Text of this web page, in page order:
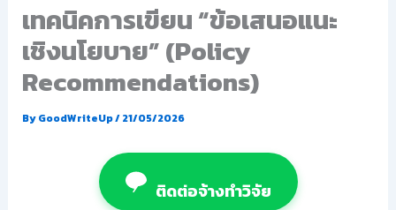
เทคนิคการเขียน “ข้อเสนอแนะ
เชิงนโยบาย” (Policy
Recommendations)
ByGoodWriteUp/21/05/2026
ติดต่อจ้างทำวิจัย